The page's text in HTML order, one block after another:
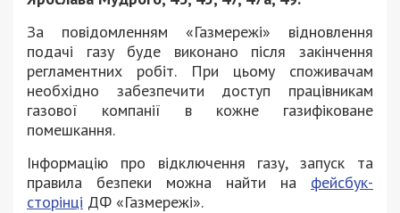
За повідомленням «Газмережі» відновлення
подачі газу буде виконано після закінчення
регламентних робіт. При цьому споживачам
необхідно забезпечити доступ працівникам
газової компанії в кожне газифіковане
помешкання.
Інформацію про відключення газу, запуск та
правила безпеки можна найти на фейсбук-
сторінці ДФ «Газмережі».